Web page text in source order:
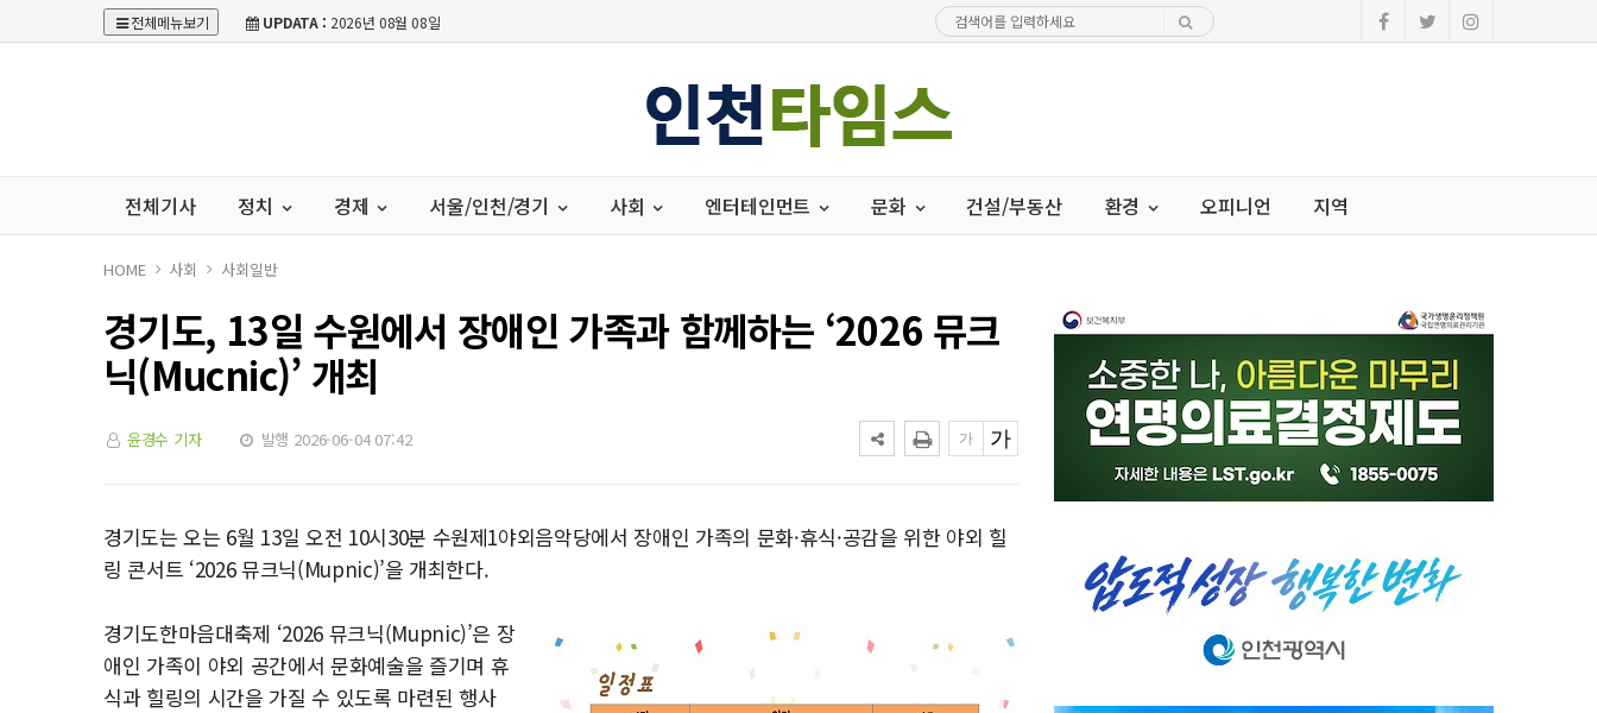
전체메뉴보기 UPDATA : 2026년 08월 08일
전체기사 정치 경제 서울/인천/경기 사회 엔터테인먼트 문화 건설/부동산 환경 오피니언 지역
HOME 사회 사회일반
경기도, 13일 수원에서 장애인 가족과 함께하는 ‘2026 뮤크
닉(Mucnic)’ 개최
윤경수 기자 발행 2026-06-04 07:42
경기도는 오는 6월 13일 오전 10시30분 수원제1야외음악당에서 장애인 가족의 문화·휴식·공감을 위한 야외 힐
링 콘서트 ‘2026 뮤크닉(Mupnic)’을 개최한다.
경기도한마음대축제 ‘2026 뮤크닉(Mupnic)’은 장
애인 가족이 야외 공간에서 문화예술을 즐기며 휴
식과 힐링의 시간을 가질 수 있도록 마련된 행사